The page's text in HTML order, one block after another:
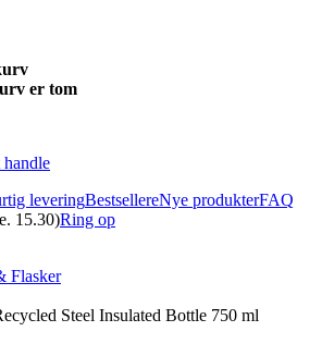
er tom
leveringBestsellereNye produkterFAQ
15.30)Ring op
Flasker
Steel Insulated Bottle 750 ml